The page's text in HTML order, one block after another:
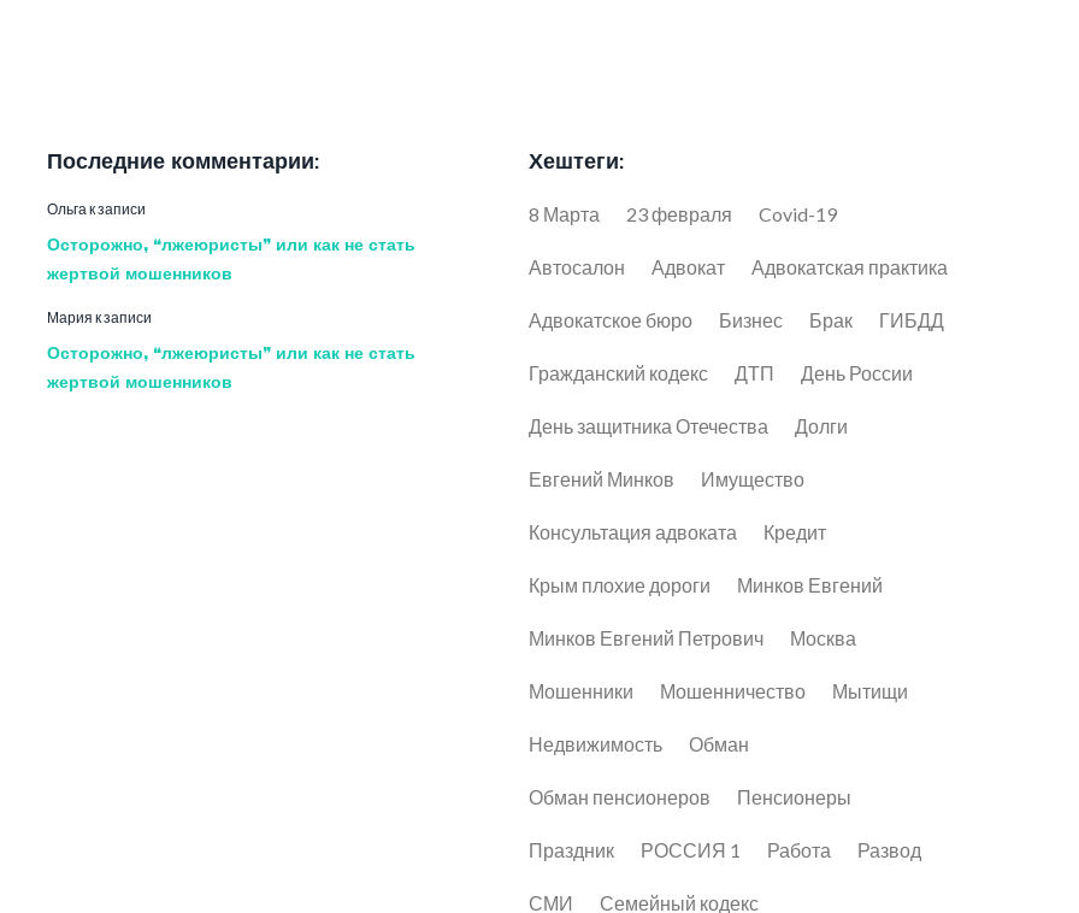
Последние комментарии:
Ольгак записи
Осторожно, “лжеюристы” или как не стать
жертвой мошенников
Мария к записи
Осторожно, “лжеюристы” или как не стать
жертвой мошенников
Хештеги:
8 Марта 23 февраля Covid-19
Автосалон Адвокат Адвокатская практика
Адвокатское бюро Бизнес Брак ГИБДД
Гражданский кодекс ДТП День России
День защитника Отечества Долги
Евгений Минков Имущество
Консультация адвоката Кредит
Крым плохие дороги Минков Евгений
Минков Евгений Петрович Москва
Мошенники Мошенничество Мытищи
Недвижимость Обман
Обман пенсионеров Пенсионеры
Праздник РОССИЯ 1 Работа Развод
СМИ Семейный кодекс